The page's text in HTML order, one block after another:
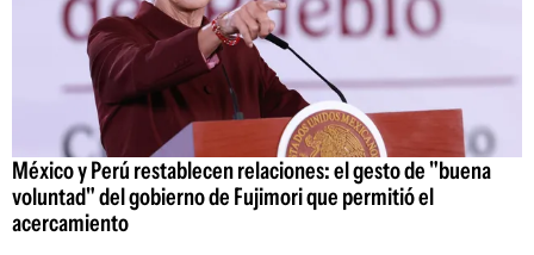
México y Perú restablecen relaciones: el gesto de "buena
voluntad" del gobierno de Fujimori que permitió el
acercamiento